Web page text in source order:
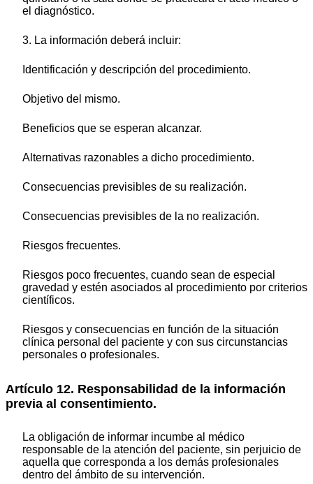
el diagnóstico.
3. La información deberá incluir:
Identificación y descripción del procedimiento.
Objetivo del mismo.
Beneficios que se esperan alcanzar.
Alternativas razonables a dicho procedimiento.
Consecuencias previsibles de su realización.
Consecuencias previsibles de la no realización.
Riesgos frecuentes.
Riesgos poco frecuentes, cuando sean de especial
gravedad y estén asociados al procedimiento por criterios
científicos.
Riesgos y consecuencias en función de la situación
clínica personal del paciente y con sus circunstancias
personales o profesionales.
Artículo 12. Responsabilidad de la información
previa al consentimiento.
La obligación de informar incumbe al médico
responsable de la atención del paciente, sin perjuicio de
aquella que corresponda a los demás profesionales
dentro del ámbito de su intervención.